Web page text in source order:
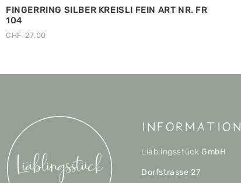
FINGERRING SILBER KREISLI FEIN ART NR. FR
104
CHF 27.00
Information
Liäblingsstück GmbH
Dorfstrasse 27